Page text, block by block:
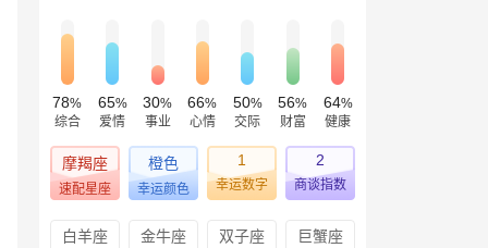
78%
综合
65%
爱情
30%
事业
66%
心情
50%
交际
56%
财富
64%
健康
摩羯座
速配星座
橙色
幸运颜色
1
幸运数字
2
商谈指数
白羊座 金牛座 双子座 巨蟹座